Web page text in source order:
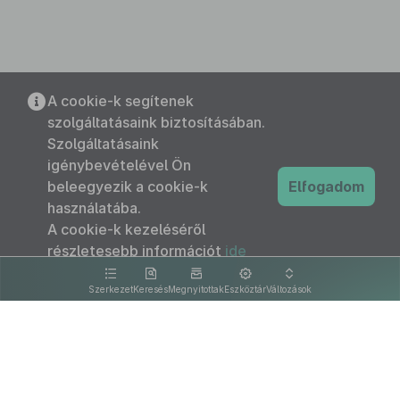
SzerkezetKeresésMegnyitottakEszköztárVáltozások
A cookie-k segítenek
szolgáltatásaink biztosításában.
Szolgáltatásaink
igénybevételével Ön
beleegyezik a cookie-k
használatába.
A cookie-k kezeléséről
részletesebb információt ide
kattintva olvashat.
Elfogadom